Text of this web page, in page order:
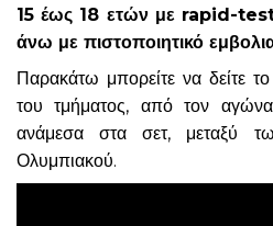
15 έως 18 ετών με rapid-
άνω με πιστοποιητικό
Παρακάτω μπορείτε να δείτε
του τμήματος, από τον
ανάμεσα στα σετ, μεταξύ
Ολυμπιακού.